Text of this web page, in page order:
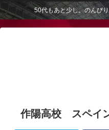
50代もあと少し。のんび
作陽高校 スペイ